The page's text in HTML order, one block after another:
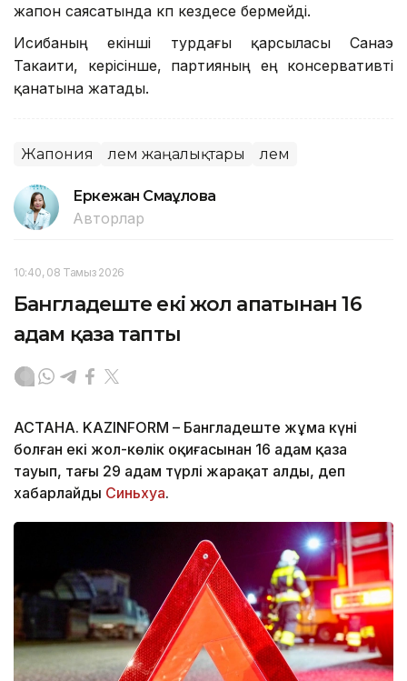
жапон саясатында көп кездесе бермейді.
Исибаның екінші турдағы қарсыласы Санаэ
Такаити, керісінше, партияның ең консервативті
қанатына жатады.
Жапония Әлем жаңалықтары Әлем
Еркежан Смағұлова
Авторлар
10:40, 08 Тамыз 2026
Бангладеште екі жол апатынан 16
адам қаза тапты
АСТАНА. KAZINFORM – Бангладеште жұма күні
болған екі жол-көлік оқиғасынан 16 адам қаза
тауып, тағы 29 адам түрлі жарақат алды, деп
хабарлайды Синьхуа.